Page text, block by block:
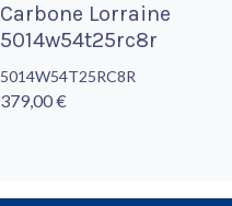
Carbone Lorraine
5014w54t25rc8r
5014W54T25RC8R
379,00 €